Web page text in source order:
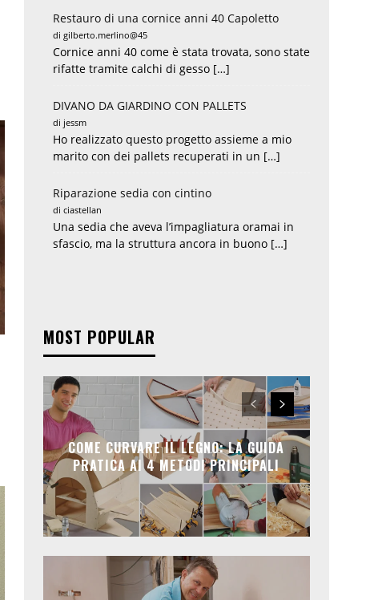
Restauro di una cornice anni 40 Capoletto
di gilberto.merlino@45
Cornice anni 40 come è stata trovata, sono state
rifatte tramite calchi di gesso […]
DIVANO DA GIARDINO CON PALLETS
di jessm
Ho realizzato questo progetto assieme a mio
marito con dei pallets recuperati in un […]
Riparazione sedia con cintino
di ciastellan
Una sedia che aveva l’impagliatura oramai in
sfascio, ma la struttura ancora in buono […]
MOST POPULAR
COME CURVARE IL LEGNO: LA GUIDA
PRATICA AI 4 METODI PRINCIPALI